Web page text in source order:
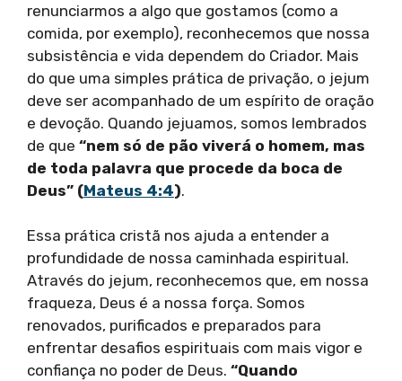
renunciarmos a algo que gostamos (como a
comida, por exemplo), reconhecemos que nossa
subsistência e vida dependem do Criador. Mais
do que uma simples prática de privação, o jejum
deve ser acompanhado de um espírito de oração
e devoção. Quando jejuamos, somos lembrados
de que “nem só de pão viverá o homem, mas
de toda palavra que procede da boca de
Deus” (Mateus 4:4).
Essa prática cristã nos ajuda a entender a
profundidade de nossa caminhada espiritual.
Através do jejum, reconhecemos que, em nossa
fraqueza, Deus é a nossa força. Somos
renovados, purificados e preparados para
enfrentar desafios espirituais com mais vigor e
confiança no poder de Deus. “Quando